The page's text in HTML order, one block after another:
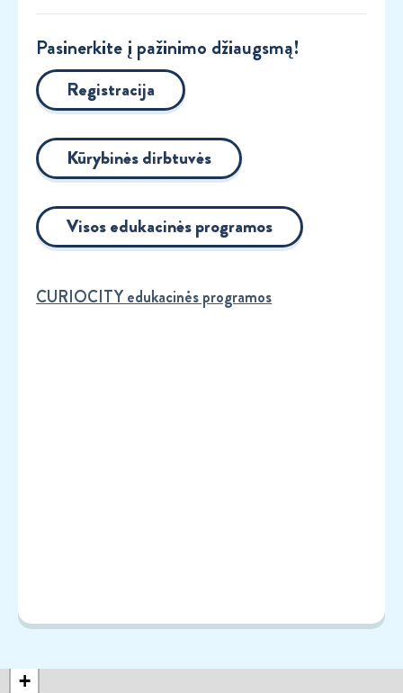
Pasinerkite į pažinimo džiaugsmą!
Registracija
Kūrybinės dirbtuvės
Visos edukacinės programos
CURIOCITY edukacinės programos
+